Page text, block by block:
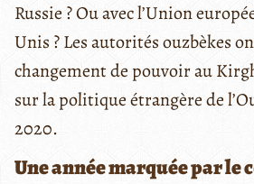
Russie ? Ou avec l’Union
Unis ? Les autorités ouzbèkes
changement de pouvoir au
sur la politique étrangère de
2020.
Une année marquée par le